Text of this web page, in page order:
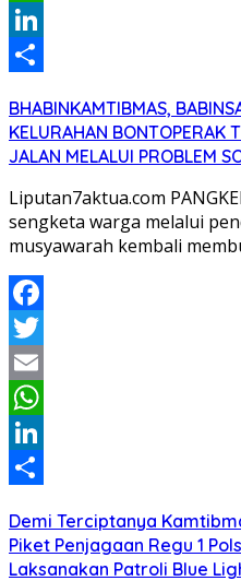
WhatsApp
LinkedIn
BHABINKAMTIBMAS,
KELURAHAN BONTOPERAK
JALAN MELALUI PROBLEM
Liputan7aktua.com
sengketa warga melalui
musyawarah kembali
Facebook
Twitter
Email
WhatsApp
LinkedIn
Demi Terciptanya
Piket Penjagaan Regu 1
Laksanakan Patroli Blue